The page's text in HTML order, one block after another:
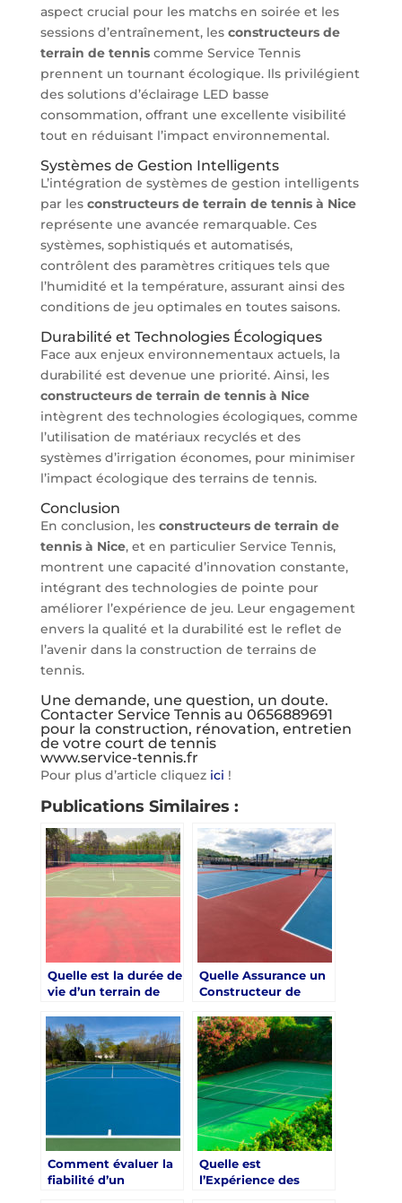
aspect crucial pour les matchs en soirée et les
sessions d’entraînement, les constructeurs de
terrain de tenniscomme Service Tennis
prennent un tournant écologique. Ils privilégient
des solutions d’éclairage LED basse
consommation, offrant une excellente visibilité
tout en réduisant l’impact environnemental.
Systèmes de Gestion Intelligents
L’intégration de systèmes de gestion intelligents
par les constructeurs de terrain de tennis à Nice
représente une avancée remarquable. Ces
systèmes, sophistiqués et automatisés,
contrôlent des paramètres critiques tels que
l’humidité et la température, assurant ainsi des
conditions de jeu optimales en toutes saisons.
Durabilité et Technologies Écologiques
Face aux enjeux environnementaux actuels, la
durabilité est devenue une priorité. Ainsi, les
constructeurs de terrain de tennis à Nice
intègrent des technologies écologiques, comme
l’utilisation de matériaux recyclés et des
systèmes d’irrigation économes, pour minimiser
l’impact écologique des terrains de tennis.
Conclusion
En conclusion, les constructeurs de terrain de
tennis à Nice, et en particulier Service Tennis,
montrent une capacité d’innovation constante,
intégrant des technologies de pointe pour
améliorer l’expérience de jeu. Leur engagement
envers la qualité et la durabilité est le reflet de
l’avenir dans la construction de terrains de
tennis.
Une demande, une question, un doute.
Contacter Service Tennis au 0656889691
pour la construction, rénovation, entretien
de votre court de tennis
www.service-tennis.fr
Pour plus d’article cliquez ici !
Publications Similaires :
Quelle est la durée de
vie d’un terrain de
un constructeur à
Nice ?
Quelle Assurance un
Constructeur de
Nice Doit-il Avoir ?
Comment évaluer la
fiabilité d’un
Quelle est
l’Expérience des